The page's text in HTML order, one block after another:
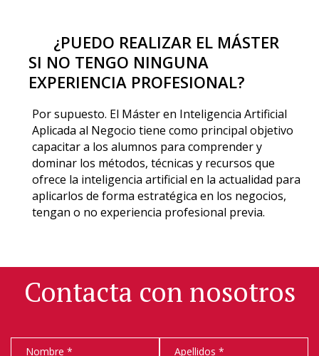
¿PUEDO REALIZAR EL MÁSTER
SI NO TENGO NINGUNA
EXPERIENCIA PROFESIONAL?
Por supuesto. El Máster en Inteligencia Artificial
Aplicada al Negocio tiene como principal objetivo
capacitar a los alumnos para comprender y
dominar los métodos, técnicas y recursos que
ofrece la inteligencia artificial en la actualidad para
aplicarlos de forma estratégica en los negocios,
tengan o no experiencia profesional previa.
Contacta con nosotros